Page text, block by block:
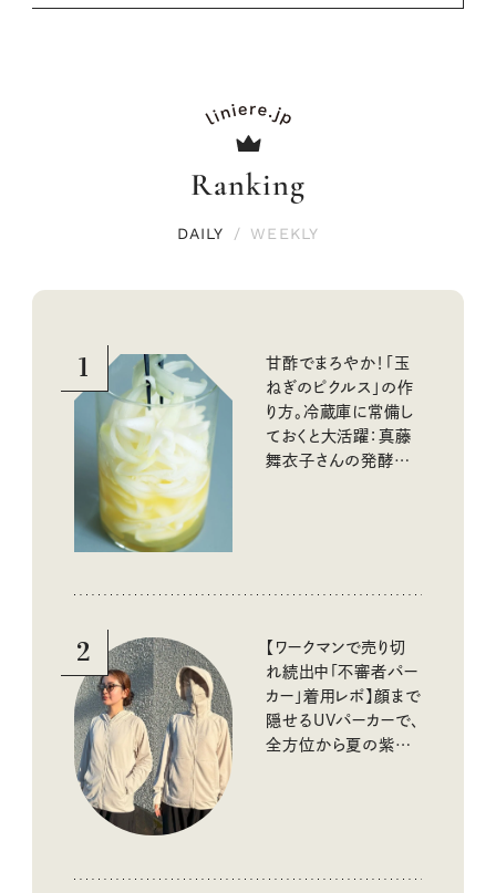
Ranking
DAILY / WEEKLY
1
甘酢でまろやか！「玉
ねぎのピクルス」の作
り方。冷蔵庫に常備し
ておくと大活躍：真藤
舞衣子さんの発酵と
2
【ワークマンで売り切
れ続出中「不審者パー
カー」着用レポ】顔まで
隠せるUVパーカーで、
全方位から夏の紫外